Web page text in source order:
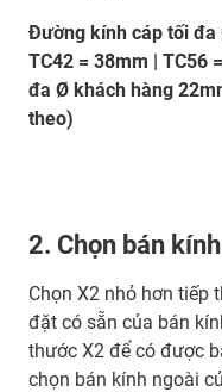
Đường kính cáp tối đa
TC42 = 38mm | TC56
đa Ø khách hàng
theo)
2. Chọn bán
Chọn X2 nhỏ hơn tiếp
đặt có sẵn của bán
thước X2 để có được
chọn bán kính ngoài